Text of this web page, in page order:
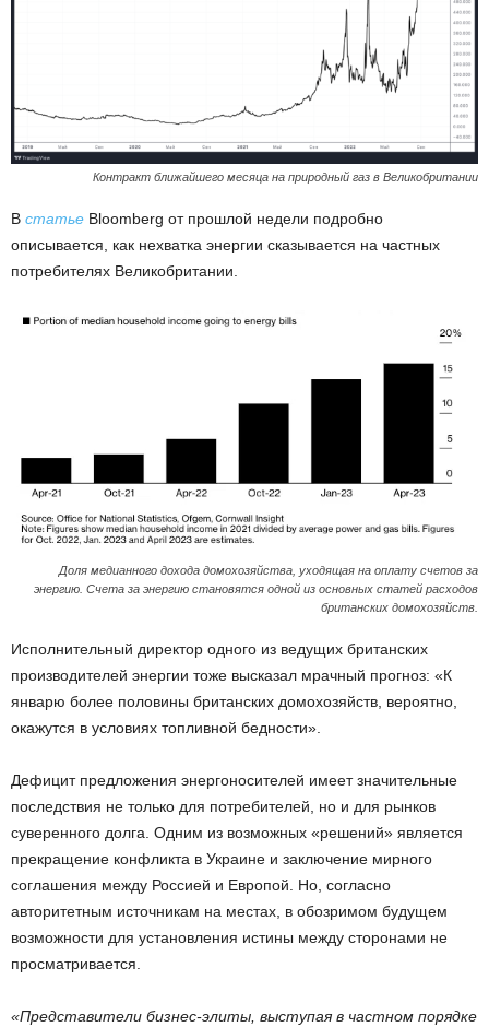
Контракт ближайшего месяца на природный газ в Великобритании
В статье Bloomberg от прошлой недели подробно
описывается, как нехватка энергии сказывается на частных
потребителях Великобритании.
Доля медианного дохода домохозяйства, уходящая на оплату счетов за
энергию. Счета за энергию становятся одной из основных статей расходов
британских домохозяйств.
Исполнительный директор одного из ведущих британских
производителей энергии тоже высказал мрачный прогноз: «К
январю более половины британских домохозяйств, вероятно,
окажутся в условиях топливной бедности».
Дефицит предложения энергоносителей имеет значительные
последствия не только для потребителей, но и для рынков
суверенного долга. Одним из возможных «решений» является
прекращение конфликта в Украине и заключение мирного
соглашения между Россией и Европой. Но, согласно
авторитетным источникам на местах, в обозримом будущем
возможности для установления истины между сторонами не
просматривается.
«Представители бизнес-элиты, выступая в частном порядке